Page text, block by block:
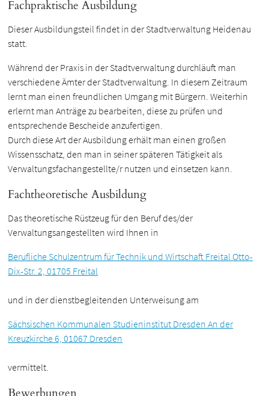
Fachpraktische Ausbildung
Dieser Ausbildungsteil findet in der Stadtverwaltung Heidenau
statt.
Während der Praxis in der Stadtverwaltung durchläuft man
verschiedene Ämter der Stadtverwaltung. In diesem Zeitraum
lernt man einen freundlichen Umgang mit Bürgern. Weiterhin
erlernt man Anträge zu bearbeiten, diese zu prüfen und
entsprechende Bescheide anzufertigen.
Durch diese Art der Ausbildung erhält man einen großen
Wissensschatz, den man in seiner späteren Tätigkeit als
Verwaltungsfachangestellte/r nutzen und einsetzen kann.
Fachtheoretische Ausbildung
Das theoretische Rüstzeug für den Beruf des/der
Verwaltungsangestellten wird Ihnen in
Berufliche Schulzentrum für Technik und Wirtschaft Freital Otto-
Dix-Str. 2, 01705 Freital
und in der dienstbegleitenden Unterweisung am
Sächsischen Kommunalen Studieninstitut Dresden An der
Kreuzkirche 6, 01067 Dresden
vermittelt.